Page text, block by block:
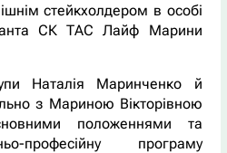
стейкхолдером в особі
СК ТАС Лайф Марини
Наталія Маринченко й
з Мариною Вікторівною
положеннями та
професійну програму